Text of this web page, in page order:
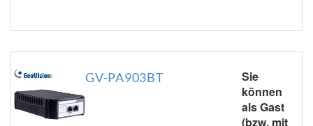
GV-PA903BT
Sie
können
als Gast
(bzw. mit